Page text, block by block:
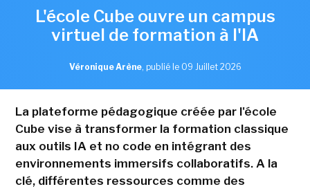
L'école Cube ouvre un campus
virtuel de formation à l'IA
Véronique Arène, publié le 09 Juillet 2026
La plateforme pédagogique créée par l'école
Cube vise à transformer la formation classique
aux outils IA et no code en intégrant des
environnements immersifs collaboratifs. A la
clé, différentes ressources comme des